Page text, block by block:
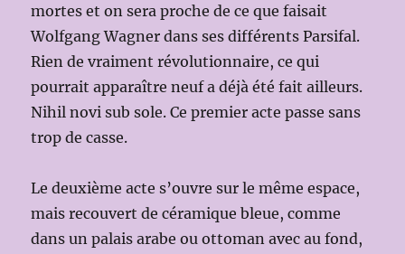
mortes et on sera proche de ce que faisait
Wolfgang Wagner dans ses différents Parsifal.
Rien de vraiment révolutionnaire, ce qui
pourrait apparaître neuf a déjà été fait ailleurs.
Nihil novi sub sole. Ce premier acte passe sans
trop de casse.
Le deuxième acte s’ouvre sur le même espace,
mais recouvert de céramique bleue, comme
dans un palais arabe ou ottoman avec au fond,